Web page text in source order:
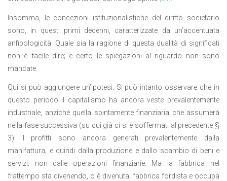
Insomma, le concezioni istituzionalistiche del diritto societario
sono, in questi primi decenni, caratterizzate da un’accentuata
anfibologicità. Quale sia la ragione di questa dualità di significati
non è facile dire; e certo le spiegazioni al riguardo non sono
mancate.
Qui si può aggiungere un’ipotesi. Si può intanto osservare che in
questo periodo il capitalismo ha ancora veste prevalentemente
industriale, anziché quella spintamente finanziaria che assumerà
nella fase successiva (su cui già ci si è soffermati al precedente §
3). I profitti sono ancora generati prevalentemente dalla
manifattura, e quindi dalla produzione e dallo scambio di beni e
servizi; non dalle operazioni finanziarie. Ma la fabbrica nel
frattempo sta divenendo, o è divenuta, fabbrica fordista e occupa